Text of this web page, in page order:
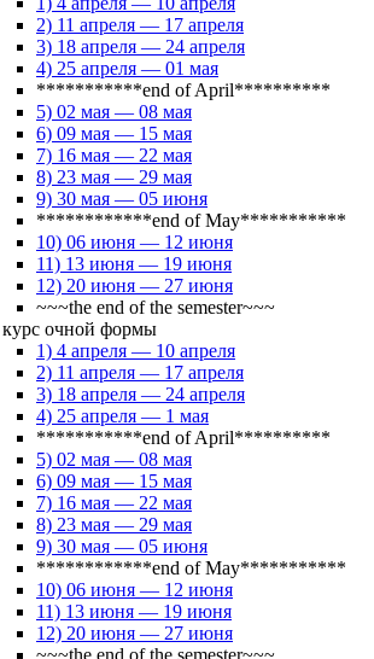
2) 11 апреля — 17 апреля
3) 18 апреля — 24 апреля
4) 25 апреля — 01 мая
***********end of April**********
5) 02 мая — 08 мая
6) 09 мая — 15 мая
7) 16 мая — 22 мая
8) 23 мая — 29 мая
9) 30 мая — 05 июня
************end of May***********
10) 06 июня — 12 июня
11) 13 июня — 19 июня
12) 20 июня — 27 июня
~~~the end of the semester~~~
курс очной формы
1) 4 апреля — 10 апреля
2) 11 апреля — 17 апреля
3) 18 апреля — 24 апреля
4) 25 апреля — 1 мая
***********end of April**********
5) 02 мая — 08 мая
6) 09 мая — 15 мая
7) 16 мая — 22 мая
8) 23 мая — 29 мая
9) 30 мая — 05 июня
************end of May***********
10) 06 июня — 12 июня
11) 13 июня — 19 июня
12) 20 июня — 27 июня
~~~the end of the semester~~~